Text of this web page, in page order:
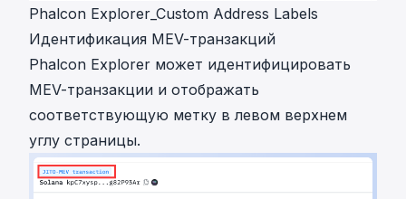
Phalcon Explorer_Custom Address Labels
Идентификация MEV-транзакций
Phalcon Explorer может идентифицировать
MEV-транзакции и отображать
соответствующую метку в левом верхнем
углу страницы.